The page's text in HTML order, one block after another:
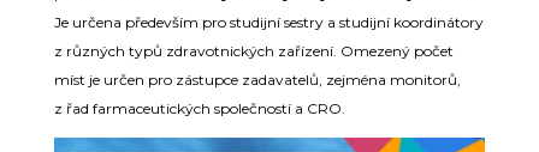
Je určena především pro studijní sestry a studijní koordinátory
z různých typů zdravotnických zařízení. Omezený počet
míst je určen pro zástupce zadavatelů, zejména monitorů,
z řad farmaceutických společností a CRO.